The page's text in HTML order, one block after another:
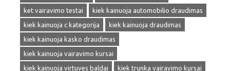
ket vairavimo testai
kiek kainuoja automobilio draudimas
kiek kainuoja c kategorija
kiek kainuoja draudimas
kiek kainuoja kasko draudimas
kiek kainuoja vairavimo kursai
kiek kainuoja virtuves baldai
kiek trunka vairavimo kursai